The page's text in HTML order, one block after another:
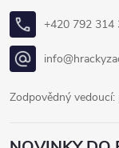
+420 792 314
Zodpovědný vedoucí: